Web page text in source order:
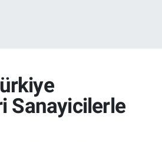
Sanayicilerle